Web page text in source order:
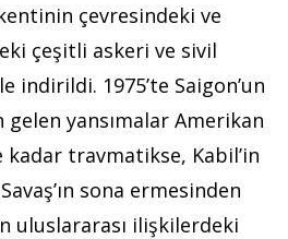
çevresindeki ve
çeşitli askeri ve sivil
indirildi. 1975’te Saigon’un
gelen yansımalar Amerikan
kadar travmatikse, Kabil’in
sona ermesinden
uluslararası ilişkilerdeki